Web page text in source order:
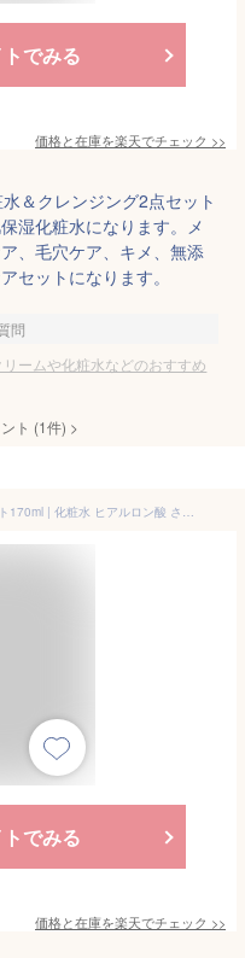
でみる
価格と在庫を楽天でチェック >>
＆クレンジング2点セット
湿化粧水になります。メ
、毛穴ケア、キメ、無添
セットになります。
問
ームや化粧水などのおすすめ
ト (1件) >
ロート製薬 肌研極潤ヒアルロン液ライト170ml | 化粧水 ヒアルロン酸 さっぱり 保湿 スキンケア 基礎化粧品
でみる
価格と在庫を楽天でチェック >>